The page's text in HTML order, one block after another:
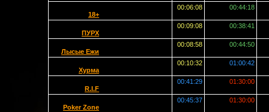
18+
00:06:08 00:44:18
ПУРХ
00:09:08 00:38:41
Лысые Ежи
00:08:58 00:44:50
Хурма
00:10:32 01:00:42
R.I.F
00:41:29 01:30:00
Poker Zone
00:45:37 01:30:00